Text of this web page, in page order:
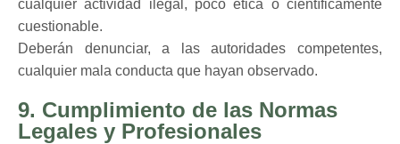
cualquier actividad ilegal, poco ética o científicamente
cuestionable.
Deberán denunciar, a las autoridades competentes,
cualquier mala conducta que hayan observado.
9. Cumplimiento de las Normas
Legales y Profesionales